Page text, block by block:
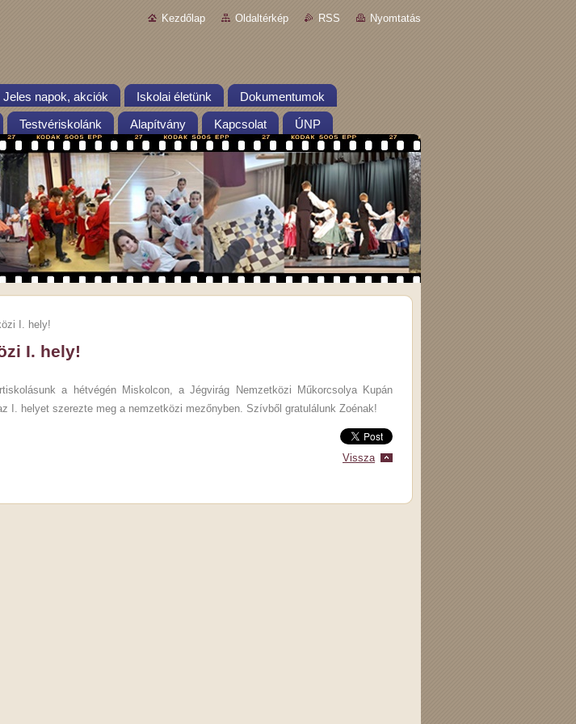
Kezdőlap Oldaltérkép RSS Nyomtatás
Jeles napok, akciók Iskolai életünk Dokumentumok
Testvériskolánk Alapítvány Kapcsolat ÚNP
I. hely!
I. hely!
a hétvégén Miskolcon, a Jégvirág Nemzetközi Műkorcsolya Kupán
I. helyet szerezte meg a nemzetközi mezőnyben. Szívből gratulálunk Zoénak!
Vissza